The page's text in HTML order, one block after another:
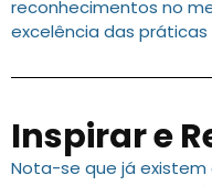
reconhecimentos no
excelência das práticas
Inspirar e
Nota-se que já